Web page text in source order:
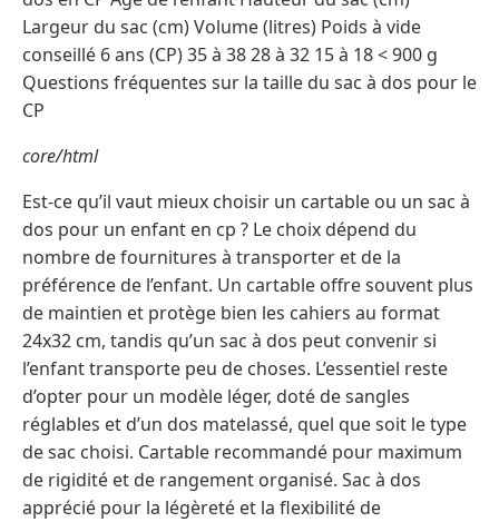
Largeur du sac (cm) Volume (litres) Poids à vide
conseillé 6 ans (CP) 35 à 38 28 à 32 15 à 18 < 900 g
Questions fréquentes sur la taille du sac à dos pour le
CP
core/html
Est-ce qu’il vaut mieux choisir un cartable ou un sac à
dos pour un enfant en cp ? Le choix dépend du
nombre de fournitures à transporter et de la
préférence de l’enfant. Un cartable offre souvent plus
de maintien et protège bien les cahiers au format
24x32 cm, tandis qu’un sac à dos peut convenir si
l’enfant transporte peu de choses. L’essentiel reste
d’opter pour un modèle léger, doté de sangles
réglables et d’un dos matelassé, quel que soit le type
de sac choisi. Cartable recommandé pour maximum
de rigidité et de rangement organisé. Sac à dos
apprécié pour la légèreté et la flexibilité de